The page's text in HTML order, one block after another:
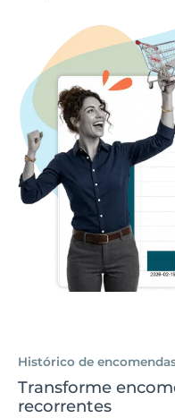
Histórico de
Transforme
recorrentes